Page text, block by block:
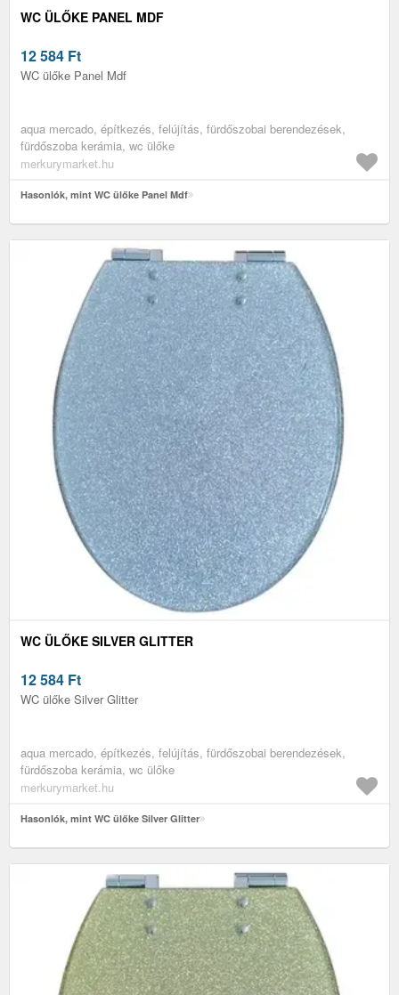
WC ÜLŐKE PANEL MDF
12 584 Ft
WC ülőke Panel Mdf
aqua mercado, építkezés, felújítás, fürdőszobai berendezések,
fürdőszoba kerámia, wc ülőke
merkurymarket.hu
Hasonlók, mint WC ülőke Panel Mdf
WC ÜLŐKE SILVER GLITTER
12 584 Ft
WC ülőke Silver Glitter
aqua mercado, építkezés, felújítás, fürdőszobai berendezések,
fürdőszoba kerámia, wc ülőke
merkurymarket.hu
Hasonlók, mint WC ülőke Silver Glitter